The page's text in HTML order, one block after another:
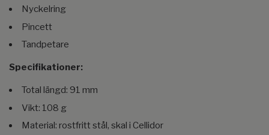
Nyckelring
Pincett
Tandpetare
Specifikationer:
Total längd: 91 mm
Vikt: 108 g
Material: rostfritt stål, skal i Cellidor